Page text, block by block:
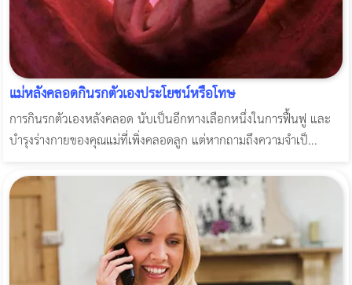
แม่หลังคลอดกินรกตัวเองประโยชน์หรือโทษ
การกินรกตัวเองหลังคลอด นับเป็นอีกทางเลือกหนึ่งในการฟื้นฟู และ
บำรุงร่างกายของคุณแม่ที่เพิ่งคลอดลูก แต่หากถามถึงความจำเป็...